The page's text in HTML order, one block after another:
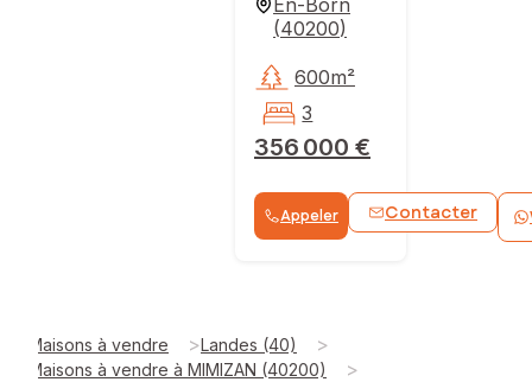
(40200)
356 000 €
600m²
3
Appeler Contacter
Maisons à vendre >Landes (40) >
Maisons à vendre à MIMIZAN (40200) >